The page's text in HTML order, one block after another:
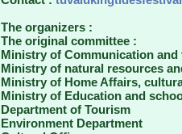
The organizers :
The original committee :
Ministry of Communication and
Ministry of natural resources
Ministry of Home Affairs,
Ministry of Education and
Department of Tourism
Environment Department